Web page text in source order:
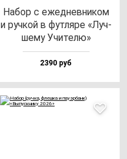
Набор с ежед­нев­ни­ком
и руч­кой в фут­ля­ре «Луч­
ше­му Учи­те­лю»
2390 руб